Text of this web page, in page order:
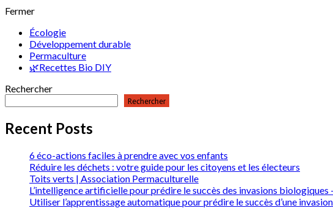
Fermer
Écologie
Développement durable
Permaculture
🌿Recettes Bio DIY
Rechercher
Rechercher
Recent Posts
6 éco-actions faciles à prendre avec vos enfants
Réduire les déchets : votre guide pour les citoyens et les électeurs
Toits verts | Association Permaculturelle
L’intelligence artificielle pour prédire le succès des invasions
Utiliser l’apprentissage automatique pour prédire le succès d’une